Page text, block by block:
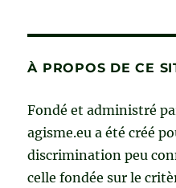
À PROPOS DE CE
Fondé et administré
agisme.eu a été créé
discrimination peu
celle fondée sur le